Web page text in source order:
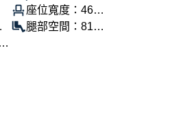
座位寬度：46公
分
腿部空間：81公